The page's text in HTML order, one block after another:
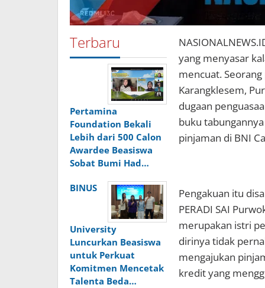
Terbaru
Pertamina
Foundation Bekali
Lebih dari 500 Calon
Awardee Beasiswa
Sobat Bumi Had…
BINUS
University
Luncurkan Beasiswa
untuk Perkuat
Komitmen Mencetak
Talenta Beda…
yang menyasar
mencuat.
Karangklesem,
dugaan
buku
pinjaman di BNI
Pengakuan itu
PERADI SAI
merupakan istri
dirinya tidak
mengajukan
kredit yang